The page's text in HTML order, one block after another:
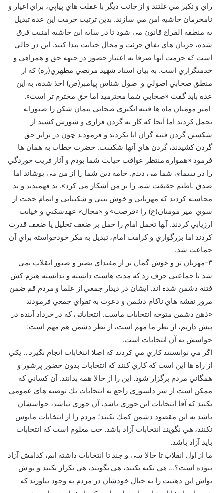
راي و تكبر مي غلتند و از جانب ديگر با غفلت هاي پياپي، براي اغيار و
نامحرمان حاشيه امن مي سازند. بدين ترتيب حرمت اين عده تبديل
به منطقه الفراغ قانون مي شود تا در سايه اين حاشيه امنيت قرق
شده، جريان هاي نفاق جرئت و مجال خيانت پيدا كنند. اين در حالي
است كه حرمت آنها صرفا به اعتبار حضور در جبهه حق و همراهي و
خدمتگزاري است. به بيان استاد شهيد مرتضي مطهري(ره) كه از
منطق صحابي اصولي و اصول شناس پيامبر(ص) اخذ شده، به اين
عده بايد گفت «صحابي شما محترميد اما حق محترم تر است».
امير مومنان ماه ها فتنه انگيزي صحابي پيمان شكن را صبورانه
تحمل كردند اما آنجا كه كار به گردن فرازي و شورش كشيد از
شكستن گردن فتنه گران ابا نكردند و فرمودند چون در برابر حق
گردن كشيدند، گردن هاي آنها شكست. حضرت خطاب به همان ها
فرمود «همواره منتظر عواقب خيانت شما بودم و آثار فريب خوردگي
را در سيماي شما مي ديدم. جامه دين شما را از من مي پوشاند اما
صدق باطنم حقيقت شما را بر من آشكار مي كرد». بد فهميدند و بد
محاسبه كردند كه مهرباني و خوش بيني و شكيبايي و اتمام حجت از
سوي امير مومنان(ع) را «فرصت» و «مجال» عهدشكني و خيانت
ارزيابي كردند. آنها تحمل امام را حمل بر ضعف تحليل يا ضعف قدرت
كردند اما بزرگواري و كرامت امام، تبديل به مكر خودخواسته براي آن
جماعت شد.
۳-مهربان تر و خوش گمان تر از مقتداي بصير و صبور انقلاب نمي
شد با جماعتي حرف زد كه مدت هاست دانسته و ندانسته هيزم كش
فتنه دشمن شده اند. ايشان در ديدار جمعي از علما و مردم قم ضمن
مرور نقشه هاي ناكام دشمن و دعوت به تقواي جمعي فرمودند
«ذهن دشمن متوجه انتخابات ماست. انتخاباتي كه در خرداد آينده در
پيش داريم، از نظر ما مهم است، از نظر دشمن هم مهم است؛
حواسش به آن انتخابات است.
اگر مي توانستند كاري مي كردند كه اصلا انتخابات انجام نگيرد… يكي
از راه ها اين است كه كاري كنند كه انتخابات بدون حضور پرشور و
همگاني مردم برگزار شود. اين را از حالا همه بدانند. آن كساني كه
ممكن است از سر دلسوزي راجع به انتخابات يك توصيه هاي عمومي
بكنند كه آقا انتخابات اين جوري باشد، آن جوري نباشد، حواسشان
باشد به اين مقصود دشمن كمك نكنند؛ مردم را از انتخابات مايوس
نكنند، هي نگويند انتخابات آزاد باشد. خب معلوم است كه انتخابات
بايد آزاد باشد.
ما از اول انقلاب تا حالا سي و چند تا انتخابات داشته ايم، كدامش آزاد
نبوده است؟… هي تكيه بكنند، هي بگويند، هي تكرار بكنند و يواش
يواش اين ذهنيت را به خيال خودشان در مردم به وجود بياورند كه